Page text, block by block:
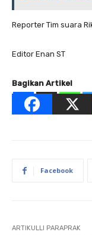
Reporter Tim suara
Editor Enan ST
Bagikan Artikel
Facebook
ARTIKULLI PARAPRAK